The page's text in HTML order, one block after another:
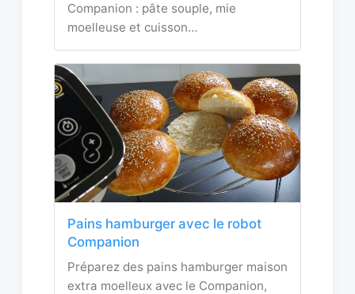
Companion : pâte souple, mie
moelleuse et cuisson…
Pains hamburger avec le robot
Companion
Préparez des pains hamburger maison
extra moelleux avec le Companion,